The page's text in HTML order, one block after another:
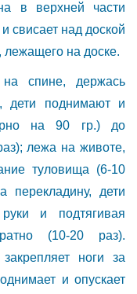
в верхней части
свисает над доской
лежащего на доске.
спине, держась
дети поднимают и
на 90 гр.) до
лежа на животе,
туловища (6-10
перекладину, дети
и подтягивая
(10-20 раз).
ноги за
и опускает